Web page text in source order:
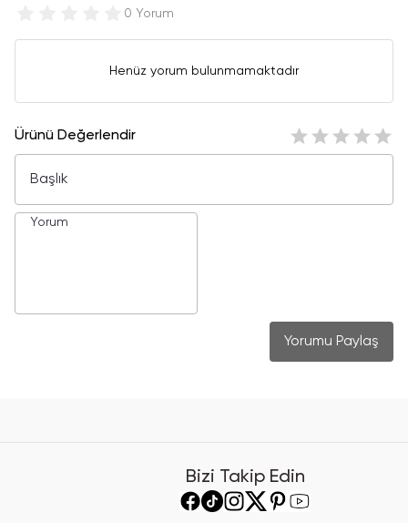
0 Yorum
Henüz yorum bulunmamaktadır
Ürünü Değerlendir
Yorumu Paylaş
Bizi Takip Edin